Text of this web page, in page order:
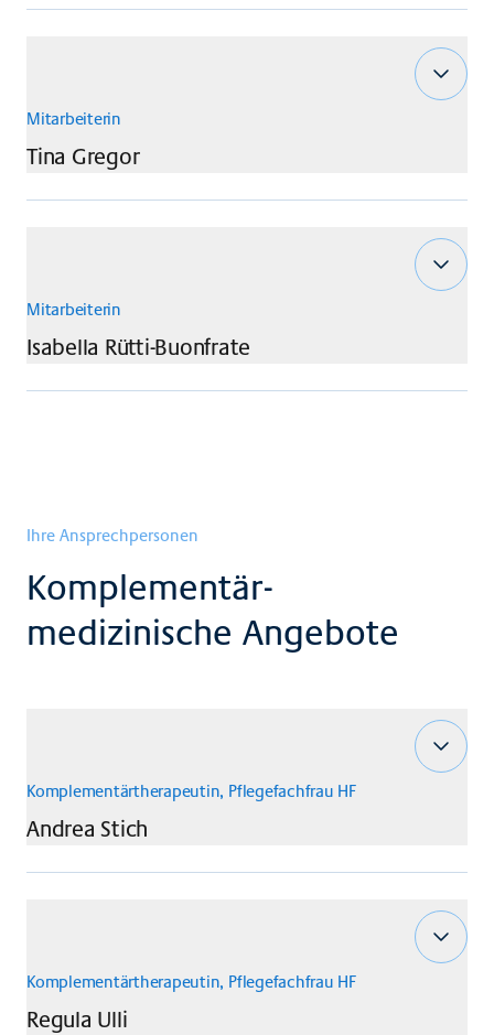
Mitarbeiterin
Tina Gregor
Mitarbeiterin
Isabella Rütti-Buonfrate
Ihre Ansprechpersonen
Komplementär-
medizinische Angebote
Komplementärtherapeutin, Pflegefachfrau HF
AndreaStich
Komplementärtherapeutin, Pflegefachfrau HF
Regula Ulli